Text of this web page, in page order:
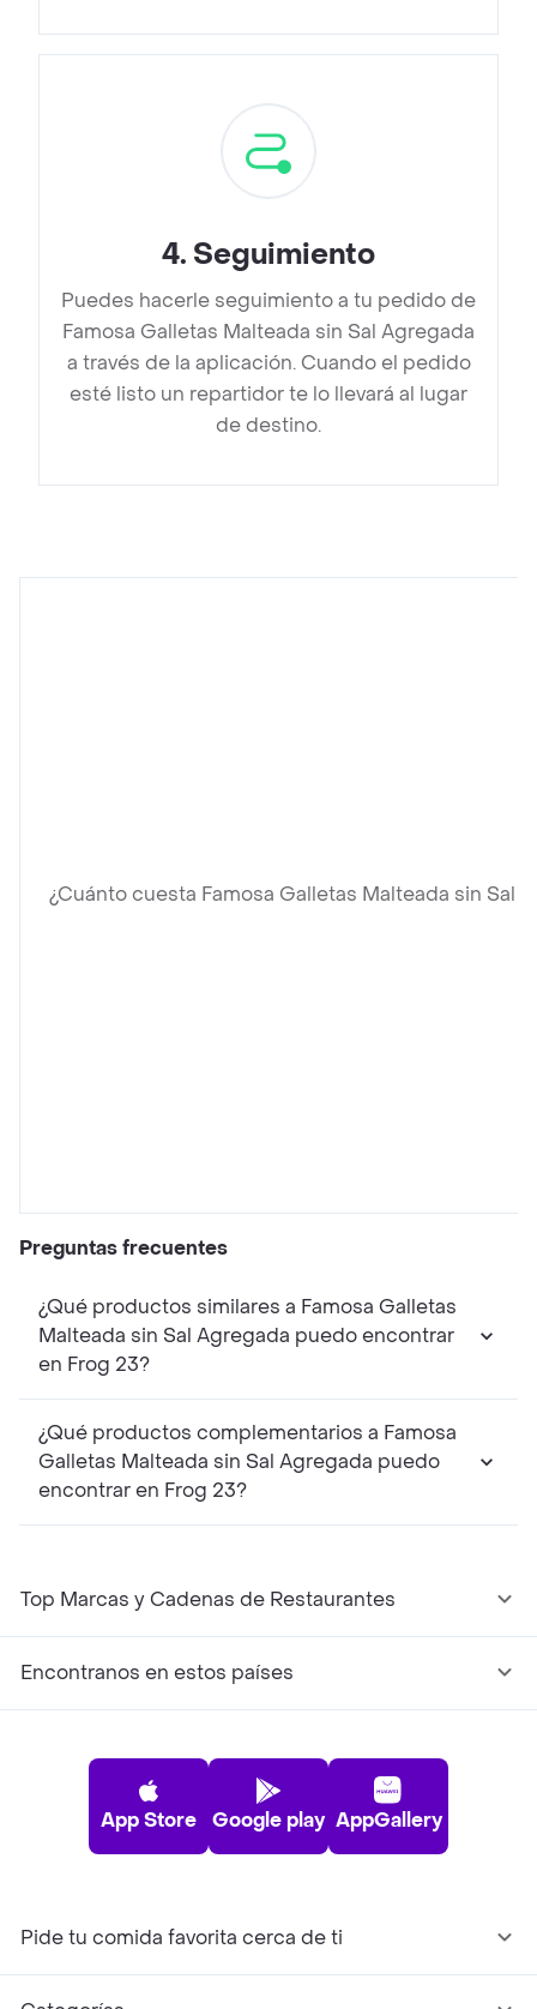
4. Seguimiento
Puedes hacerle seguimiento a tu pedido de
Famosa Galletas Malteada sin Sal Agregada
a través de la aplicación. Cuando el pedido
esté listo un repartidor te lo llevará al lugar
de destino.
¿Cuánto cuesta Famosa Galletas Malteada sin Sal
Preguntas frecuentes
¿Qué productos similares a Famosa Galletas
Malteada sin Sal Agregada puedo encontrar
en Frog 23?
¿Qué productos complementarios a Famosa
Galletas Malteada sin Sal Agregada puedo
encontrar en Frog 23?
Top Marcas y Cadenas de Restaurantes
Encontranos en estos países
App Store Google play AppGallery
Pide tu comida favorita cerca de ti